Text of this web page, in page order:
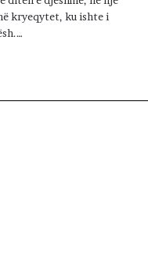
kryeqytet, ku ishte i